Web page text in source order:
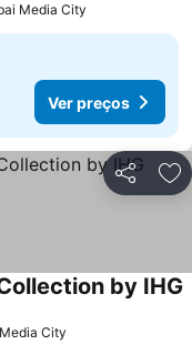
Media City
Ver preços
Partilhar
by IHG
City